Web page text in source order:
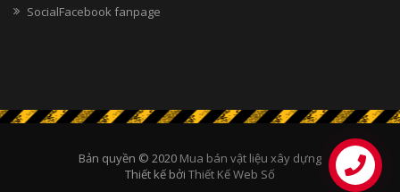
SocialFacebook fanpage
Bản quyền © 2020 Mua bán vật liệu xây dựng
Thiết kế bởi Thiết Kế Web Số